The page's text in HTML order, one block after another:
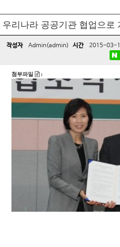
우리나라 공공기관 협업으로
작성자 Admin(admin) 시간 2015-03-
첨부파일 :